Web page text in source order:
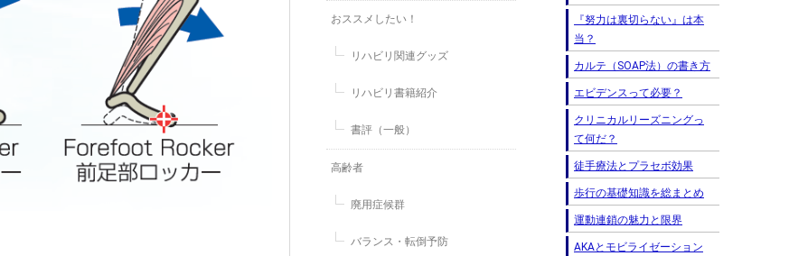
おススメしたい！
リハビリ関連グッズ
リハビリ書籍紹介
書評（一般）
高齢者
廃用症候群
バランス・転倒予防
『努力は裏切らない』は本
当？
カルテ（SOAP法）の書き方
エビデンスって必要？
クリニカルリーズニングっ
て何だ？
徒手療法とプラセボ効果
歩行の基礎知識を総まとめ
運動連鎖の魅力と限界
AKAとモビライゼーション